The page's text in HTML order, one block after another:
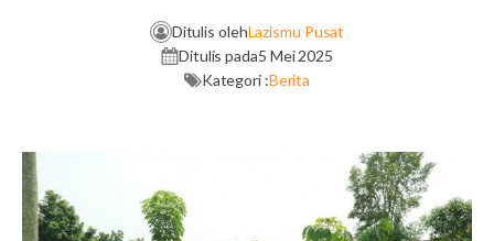
Ditulis olehLazismu Pusat
Ditulis pada5 Mei 2025
Kategori :Berita